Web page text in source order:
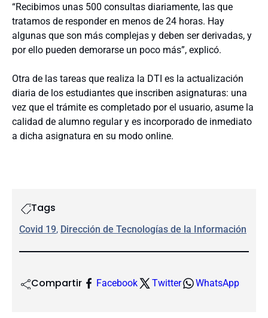
“Recibimos unas 500 consultas diariamente, las que
tratamos de responder en menos de 24 horas. Hay
algunas que son más complejas y deben ser derivadas, y
por ello pueden demorarse un poco más”, explicó.
Otra de las tareas que realiza la DTI es la actualización
diaria de los estudiantes que inscriben asignaturas: una
vez que el trámite es completado por el usuario, asume la
calidad de alumno regular y es incorporado de inmediato
a dicha asignatura en su modo online.
Tags
Covid 19, Dirección de Tecnologías de la Información
Compartir Facebook Twitter WhatsApp